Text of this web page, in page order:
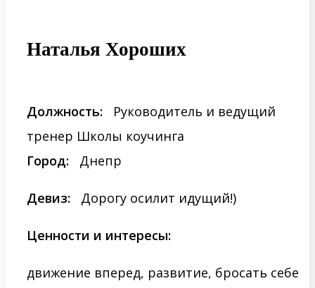
Наталья Хороших
Должность: Руководитель и ведущий
тренер Школы коучинга
Город: Днепр
Девиз: Дорогу осилит идущий!)
Ценности и интересы:
движение вперед, развитие, бросать себе